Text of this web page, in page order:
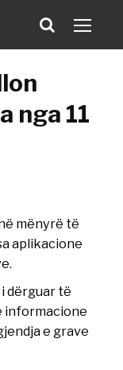
nga 11
mënyrë të
aplikacione
dërguar të
informacione
e grave